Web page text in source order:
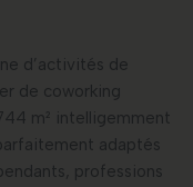
d’activités de
de coworking
m² intelligemment
adaptés
professions